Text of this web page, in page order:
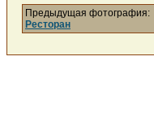
Предыдущая фотография:
Ресторан